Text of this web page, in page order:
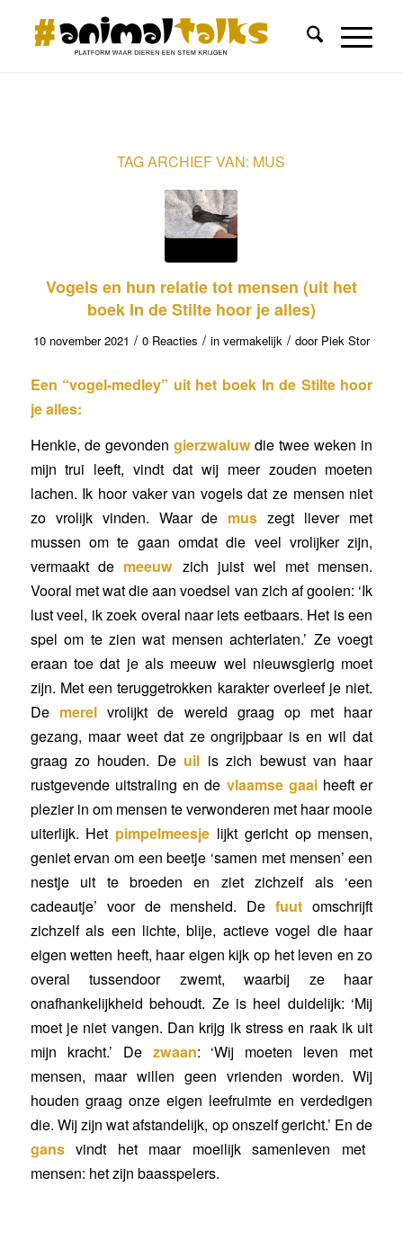
TAG ARCHIEF VAN: MUS
Vogels en hun relatie tot mensen (uit het
boek In de Stilte hoor je alles)
10 november 2021 / 0 Reacties / in vermakelijk / door Piek Stor
Een “vogel-medley” uit het boek In de Stilte hoor
je alles:
Henkie, de gevonden gierzwaluwdie twee weken in
mijn trui leeft, vindt dat wij meer zouden moeten
lachen. Ik hoor vaker van vogels dat ze mensen niet
zo vrolijk vinden. Waar de mus zegt liever met
mussen om te gaan omdat die veel vrolijker zijn,
vermaakt de meeuw zich juist wel met mensen.
Vooral met wat die aan voedsel van zich af gooien: ‘Ik
lust veel, ik zoek overal naar iets eetbaars. Het is een
spel om te zien wat mensen achterlaten.’ Ze voegt
eraan toe dat je als meeuw wel nieuwsgierig moet
zijn. Met een teruggetrokken karakter overleef je niet.
De merelvrolijkt de wereld graag op met haar
gezang, maar weet dat ze ongrijpbaar is en wil dat
graag zo houden. Deuil is zich bewust van haar
rustgevende uitstraling en de vlaamse gaaiheeft er
plezier in om mensen te verwonderen met haar mooie
uiterlijk. Het pimpelmeesje lijkt gericht op mensen,
geniet ervan om een beetje ‘samen met mensen’ een
nestje uit te broeden en ziet zichzelf als ‘een
cadeautje’ voor de mensheid. Defuut omschrijft
zichzelf als een lichte, blije, actieve vogel die haar
eigen wetten heeft, haar eigen kijk op het leven en zo
overal tussendoor zwemt, waarbij ze haar
onafhankelijkheid behoudt. Ze is heel duidelijk: ‘Mij
moet je niet vangen. Dan krijg ik stress en raak ik uit
mijn kracht.’ De zwaan: ‘Wij moeten leven met
mensen, maar willen geen vrienden worden. Wij
houden graag onze eigen leefruimte en verdedigen
die. Wij zijn wat afstandelijk, op onszelf gericht.’ En de
gansvindt het maar moeilijk samenleven met
mensen: het zijn baasspelers.